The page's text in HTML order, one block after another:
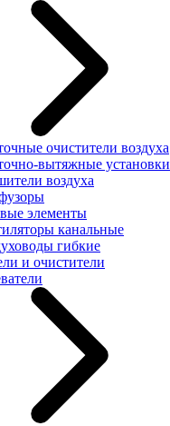
очистители воздуха
вытяжные установки
воздуха
элементы
канальные
гибкие
и очистители